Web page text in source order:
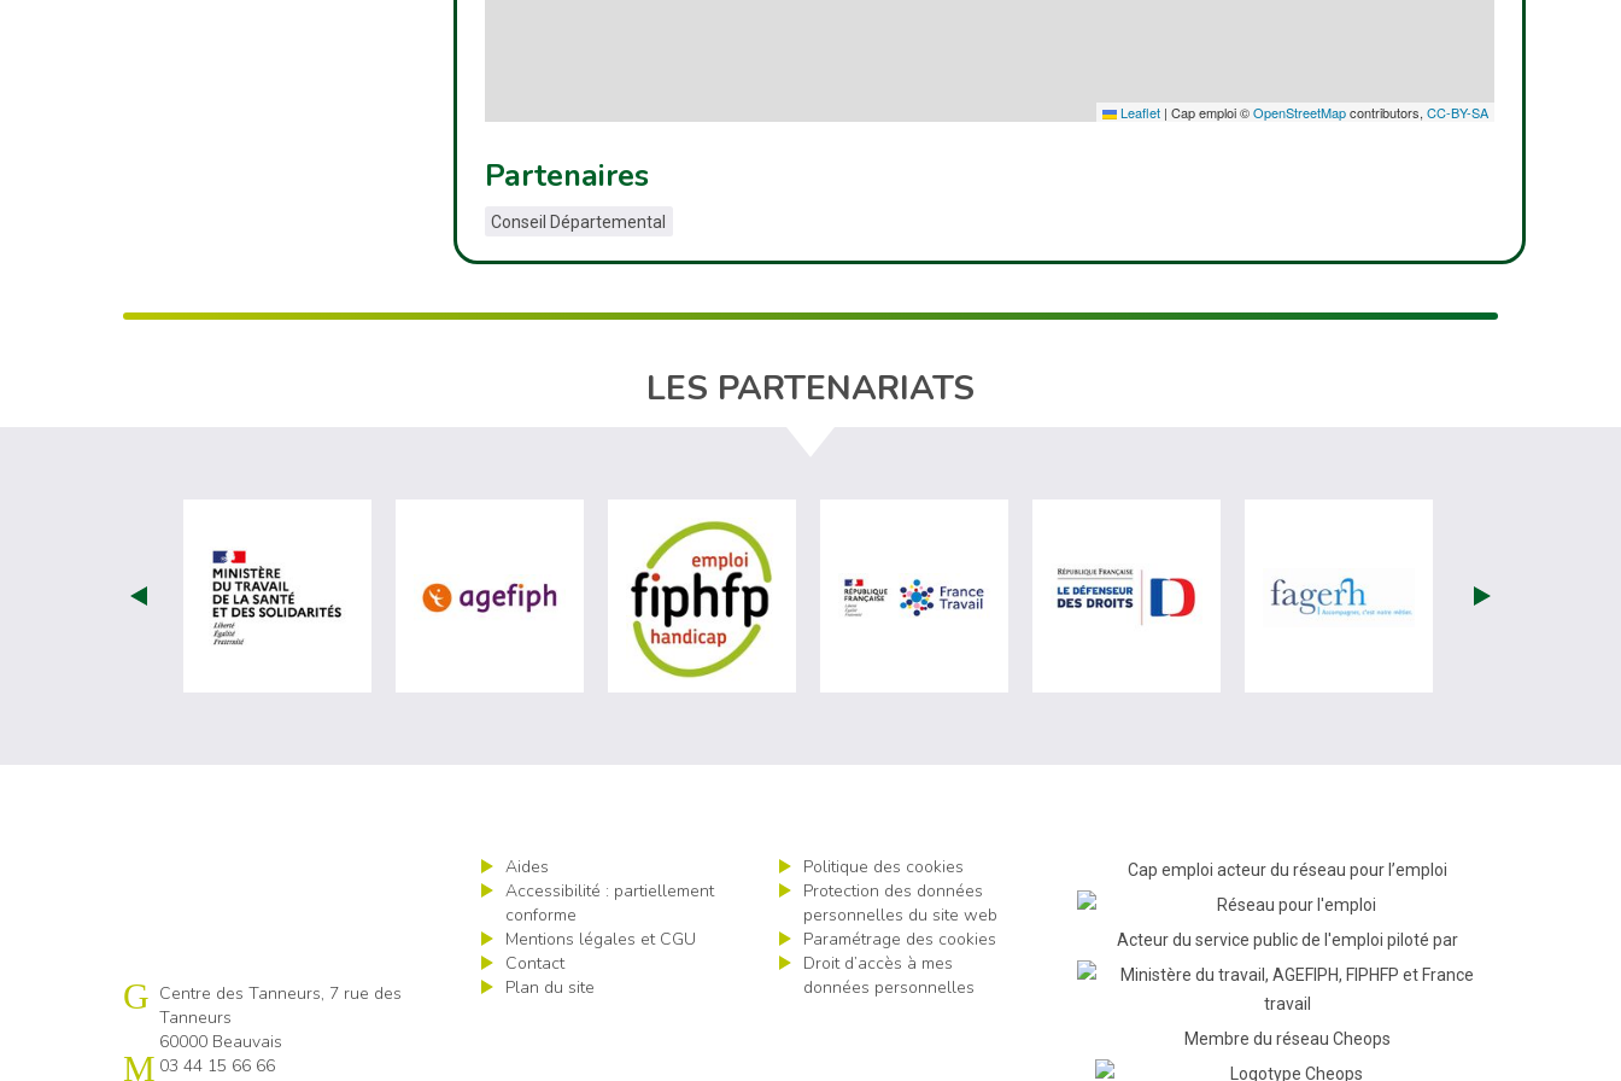
Leaflet | Cap emploi ©OpenStreetMapcontributors, CC-BY-SA
Partenaires
Conseil Départemental
LES PARTENARIATS
visiter les site de Ministère du travail (nouvelle fenêtre)
visiter les site de Agefiph (nouvelle fenêtre)visiter les site de Fiphfp (nouvelle fenêtre)visiter les site de France Travail (nouvelle fenêtre)visiter les site de Défenseur des droits (nouvelle
visiter les site de Fagerh
Cap emploi 60
Centre des Tanneurs, 7 rue des
Tanneurs
60000 Beauvais
03 44 15 66 66
Aides
Accessibilité : partiellement
conforme
Mentions légales et CGU
Contact
Plan du site
Politique des cookies
Protection des données
personnelles du site web
Paramétrage des cookies
Droit d’accès à mes
données personnelles
Cap emploi acteur du réseau pour l’emploi
Acteur du service public de l'emploi piloté par
Membre du réseau Cheops